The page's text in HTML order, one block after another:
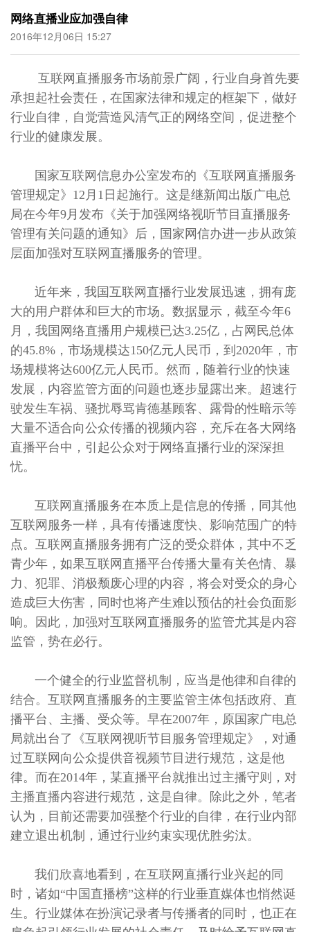
网络直播业应加强自律
2016年12月06日 15:27
互联网直播服务市场前景广阔，行业自身首先要
承担起社会责任，在国家法律和规定的框架下，做好
行业自律，自觉营造风清气正的网络空间，促进整个
行业的健康发展。
国家互联网信息办公室发布的《互联网直播服务
管理规定》12月1日起施行。这是继新闻出版广电总
局在今年9月发布《关于加强网络视听节目直播服务
管理有关问题的通知》后，国家网信办进一步从政策
层面加强对互联网直播服务的管理。
近年来，我国互联网直播行业发展迅速，拥有庞
大的用户群体和巨大的市场。数据显示，截至今年6
月，我国网络直播用户规模已达3.25亿，占网民总体
的45.8%，市场规模达150亿元人民币，到2020年，市
场规模将达600亿元人民币。然而，随着行业的快速
发展，内容监管方面的问题也逐步显露出来。超速行
驶发生车祸、骚扰辱骂肯德基顾客、露骨的性暗示等
大量不适合向公众传播的视频内容，充斥在各大网络
直播平台中，引起公众对于网络直播行业的深深担
忧。
互联网直播服务在本质上是信息的传播，同其他
互联网服务一样，具有传播速度快、影响范围广的特
点。互联网直播服务拥有广泛的受众群体，其中不乏
青少年，如果互联网直播平台传播大量有关色情、暴
力、犯罪、消极颓废心理的内容，将会对受众的身心
造成巨大伤害，同时也将产生难以预估的社会负面影
响。因此，加强对互联网直播服务的监管尤其是内容
监管，势在必行。
一个健全的行业监督机制，应当是他律和自律的
结合。互联网直播服务的主要监管主体包括政府、直
播平台、主播、受众等。早在2007年，原国家广电总
局就出台了《互联网视听节目服务管理规定》，对通
过互联网向公众提供音视频节目进行规范，这是他
律。而在2014年，某直播平台就推出过主播守则，对
主播直播内容进行规范，这是自律。除此之外，笔者
认为，目前还需要加强整个行业的自律，在行业内部
建立退出机制，通过行业约束实现优胜劣汰。
我们欣喜地看到，在互联网直播行业兴起的同
时，诸如“中国直播榜”这样的行业垂直媒体也悄然诞
生。行业媒体在扮演记录者与传播者的同时，也正在